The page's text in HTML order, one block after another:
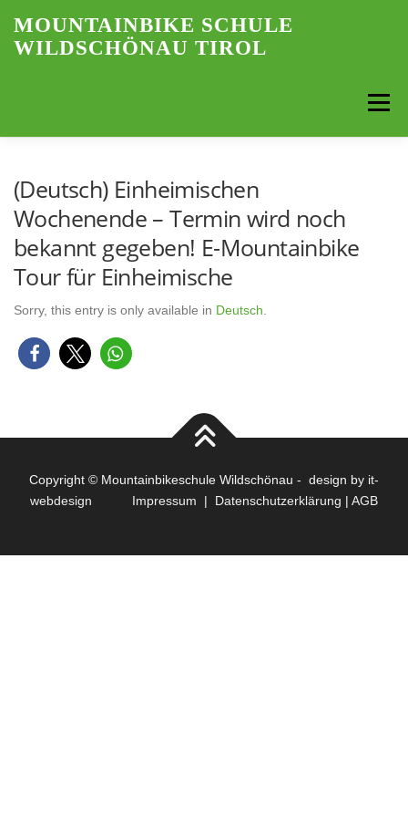
content
MOUNTAINBIKE SCHULE
WILDSCHÖNAU TIROL
Menu
QUALIFICATIONS OFFERS BIKE INFRUSTRUCTURE
PRICES REGIONS PHOTOS KONTAKT
(Deutsch) Einheimischen
Wochenende – Termin wird noch
bekannt gegeben! E-Mountainbike
Tour für Einheimische
Sorry, this entry is only available in Deutsch
Copyright © Mountainbikeschule Wildschönau - design by it-
webdesign
Impressum | Datenschutzerklärung | AGB